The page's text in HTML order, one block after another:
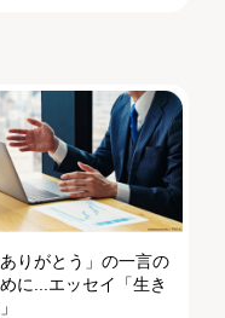
ありがとう」の一言の
に...エッセイ「生き